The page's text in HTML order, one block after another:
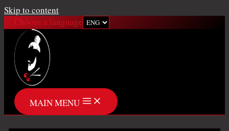
Skip to content
Choose a language
MAIN MENU